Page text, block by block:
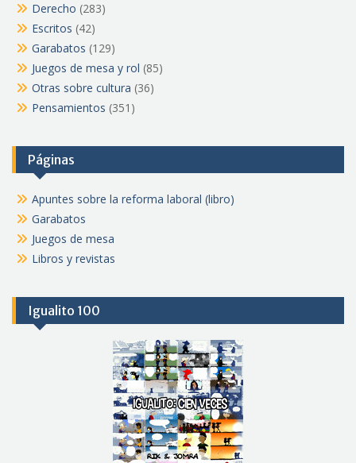
Derecho (283)
Escritos (42)
Garabatos (129)
Juegos de mesa y rol (85)
Otras sobre cultura (36)
Pensamientos (351)
Páginas
Apuntes sobre la reforma laboral (libro)
Garabatos
Juegos de mesa
Libros y revistas
Igualito 100